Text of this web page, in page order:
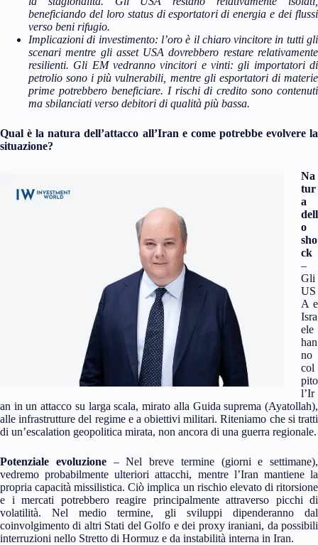
beneficiando del loro status di esportatori di energia e dei flussi
verso beni rifugio.
Implicazioni di investimento: l’oro è il chiaro vincitore in tutti gli
scenari mentre gli asset USA dovrebbero restare relativamente
resilienti. Gli EM vedranno vincitori e vinti: gli importatori di
petrolio sono i più vulnerabili, mentre gli esportatori di materie
prime potrebbero beneficiare. I rischi di credito sono contenuti
ma sbilanciati verso debitori di qualità più bassa.
Qual è la natura dell’attacco all’Iran e come potrebbe evolvere la
situazione?
Na
tur
a
dell
o
sho
ck
–
Gli
US
A e
Isra
ele
han
no
col
pito
l’Ir
an in un attacco su larga scala, mirato alla Guida suprema (Ayatollah),
alle infrastrutture del regime e a obiettivi militari. Riteniamo che si tratti
di un’escalation geopolitica mirata, non ancora di una guerra regionale.
Potenziale evoluzione – Nel breve termine (giorni e settimane),
vedremo probabilmente ulteriori attacchi, mentre l’Iran mantiene la
propria capacità missilistica. Ciò implica un rischio elevato di ritorsione
e i mercati potrebbero reagire principalmente attraverso picchi di
volatilità. Nel medio termine, gli sviluppi dipenderanno dal
coinvolgimento di altri Stati del Golfo e dei proxy iraniani, da possibili
interruzioni nello Stretto di Hormuz e da instabilità interna in Iran.